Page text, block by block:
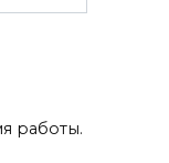
работы.